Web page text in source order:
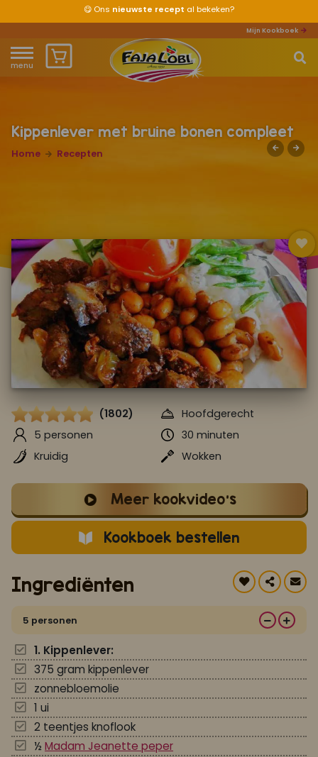
😋 Ons nieuwste recept al bekeken?
Mijn Kookboek
menu
Waar ben je naar op zoek?
Home
Over ons
Mijn kookboek
Zomervakantie 2026
Koop ons bestseller kookboek
Ofklik hierom je aan te melden voor Mijn Kookboek.
Kippenlever met bruine bonen compleet
Home Recepten
(1802)
Hoofdgerecht
5 personen
30 minuten
Kruidig
Wokken
Meer kookvideo's
Kookboek bestellen
Ingrediënten
5 personen
1. Kippenlever:
375 gram kippenlever
zonnebloemolie
1 ui
2 teentjes knoflook
½ Madam Jeanette peper